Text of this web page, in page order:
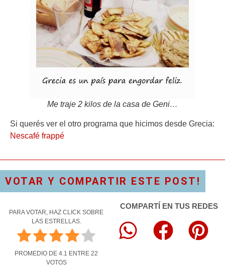
Me traje 2 kilos de la casa de Geni…
Si querés ver el otro programa que hicimos desde Grecia:
Nescafé frappé
VOTAR Y COMPARTIR ESTE POST!
PARA VOTAR, HAZ CLICK SOBRE
LAS ESTRELLAS.
PROMEDIO DE 4.1 ENTRE 22
VOTOS
COMPARTÍ EN TUS REDES